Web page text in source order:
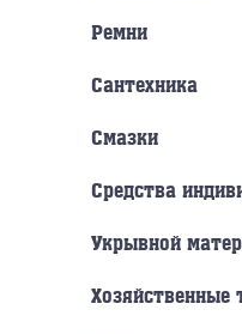
Ремни
Сантехника
Смазки
Средства
Укрывной
Хозяйственные